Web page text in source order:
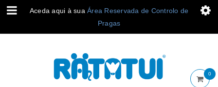
Aceda aqui à sua Área Reservada de Controlo de
Pragas
0